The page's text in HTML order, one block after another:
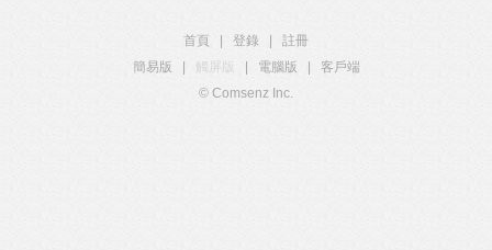
首頁 登錄
註冊
簡易版
觸屏版 電腦版
客戶端
© Comsenz Inc.